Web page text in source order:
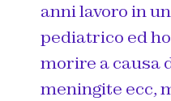
anni lavoro in
pediatrico ed
morire a causa
meningite ecc,